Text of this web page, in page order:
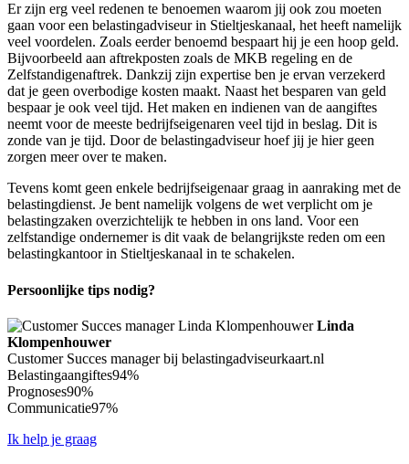
Er zijn erg veel redenen te benoemen waarom jij ook zou moeten
gaan voor een belastingadviseur in Stieltjeskanaal, het heeft namelijk
veel voordelen. Zoals eerder benoemd bespaart hij je een hoop geld.
Bijvoorbeeld aan aftrekposten zoals de MKB regeling en de
Zelfstandigenaftrek. Dankzij zijn expertise ben je ervan verzekerd
dat je geen overbodige kosten maakt. Naast het besparen van geld
bespaar je ook veel tijd. Het maken en indienen van de aangiftes
neemt voor de meeste bedrijfseigenaren veel tijd in beslag. Dit is
zonde van je tijd. Door de belastingadviseur hoef jij je hier geen
zorgen meer over te maken.
Tevens komt geen enkele bedrijfseigenaar graag in aanraking met de
belastingdienst. Je bent namelijk volgens de wet verplicht om je
belastingzaken overzichtelijk te hebben in ons land. Voor een
zelfstandige ondernemer is dit vaak de belangrijkste reden om een
belastingkantoor in Stieltjeskanaal in te schakelen.
Persoonlijke tips nodig?
Linda
Klompenhouwer
Customer Succes manager bij belastingadviseurkaart.nl
Belastingaangiftes94%
Prognoses90%
Communicatie97%
Ik help je graag